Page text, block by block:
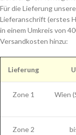
Für die Lieferung
Lieferanschrift (erstes
in einem Umkreis von
Versandkosten hinzu:
Lieferung
Zone 1 Wien
Zone 2